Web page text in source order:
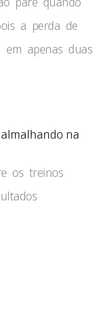
a perda de
em apenas duas
malhando na
os treinos